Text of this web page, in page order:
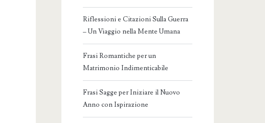
Riflessioni e Citazioni Sulla Guerra
– Un Viaggio nella Mente Umana
Frasi Romantiche per un
Matrimonio Indimenticabile
Frasi Sagge per Iniziare il Nuovo
Anno con Ispirazione